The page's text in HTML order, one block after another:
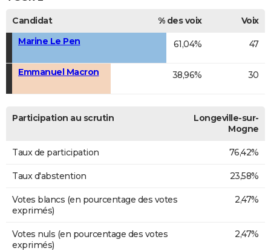
Candidat % des voix
Voix
Marine Le Pen
61,04% 47
Emmanuel Macron 38,96% 30
Participation au scrutin
Longeville-sur-
Mogne
Taux de participation 76,42%
Taux d'abstention 23,58%
Votes blancs (en pourcentage des votes
exprimés)
2,47%
Votes nuls (en pourcentage des votes
exprimés)
2,47%